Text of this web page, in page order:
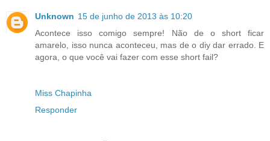
Unknown 15 de junho de 2013 às 10:20
Acontece isso comigo sempre! Não de o short ficar
amarelo, isso nunca aconteceu, mas de o diy dar errado. E
agora, o que você vai fazer com esse short fail?
Miss Chapinha
Responder